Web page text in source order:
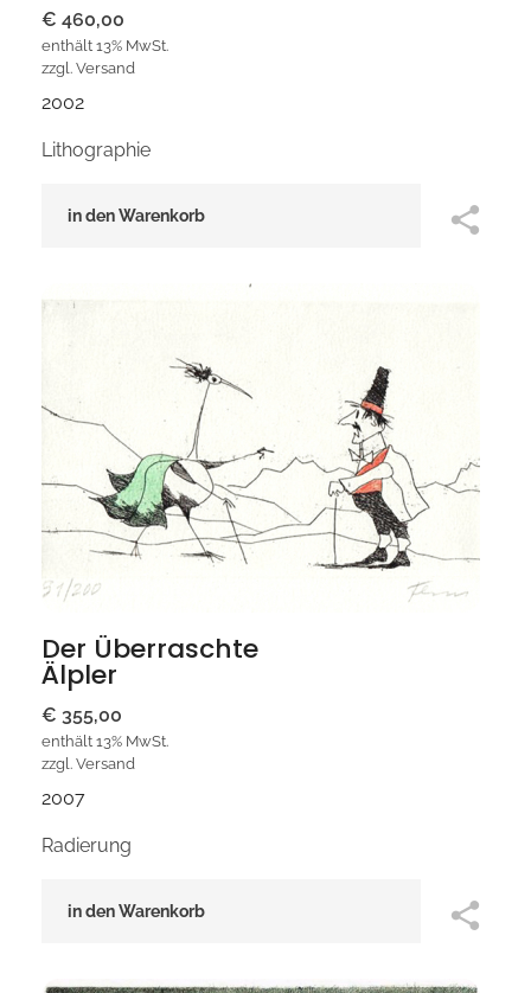
€ 460,00
enthält 13% MwSt.
zzgl. Versand
2002
Lithographie
in den Warenkorb
Der Überraschte
Älpler
€ 355,00
enthält 13% MwSt.
zzgl. Versand
2007
Radierung
in den Warenkorb